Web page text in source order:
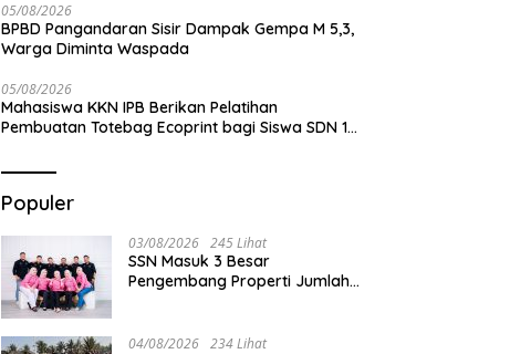
05/08/2026
BPBD Pangandaran Sisir Dampak Gempa M 5,3,
Warga Diminta Waspada
05/08/2026
Mahasiswa KKN IPB Berikan Pelatihan
Pembuatan Totebag Ecoprint bagi Siswa SDN 1
Populer
03/08/2026 245 Lihat
SSN Masuk 3 Besar
Pengembang Properti Jumlah
04/08/2026 234 Lihat